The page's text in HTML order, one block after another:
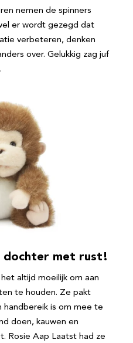
nemen de spinners
er wordt gezegd dat
verbeteren, denken
over. Gelukkig zag juf
dochter met rust!
altijd moeilijk om aan
te houden. Ze pakt
handbereik is om mee te
doen, kauwen en
Rosie Aap Laatst had ze